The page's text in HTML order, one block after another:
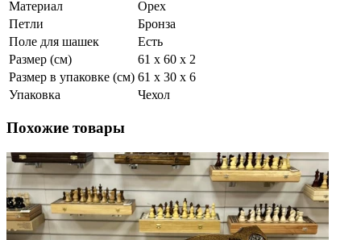
Материал
Орех
Петли
Бронза
Поле для шашек
Есть
Размер (см)
61 х 60 х 2
Размер в упаковке (см) 61 х 30 х 6
Упаковка
Чехол
Похожие товары